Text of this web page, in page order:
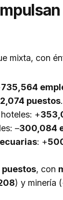
mixta, con
735,564
puestos.
+
–300,084
: +
puestos, con
) y minería